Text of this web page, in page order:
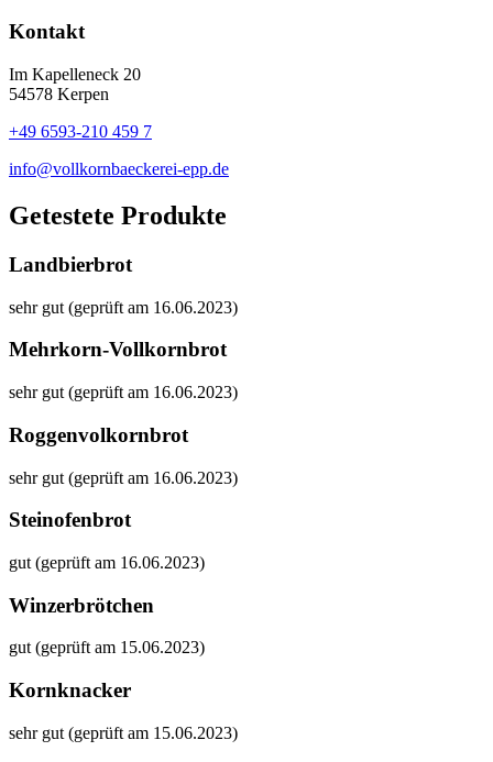
Kontakt
Im Kapelleneck 20
54578 Kerpen
+49 6593-210 459 7
info@vollkornbaeckerei-epp.de
Getestete Produkte
Landbierbrot
sehr gut (geprüft am 16.06.2023)
Mehrkorn-Vollkornbrot
sehr gut (geprüft am 16.06.2023)
Roggenvolkornbrot
sehr gut (geprüft am 16.06.2023)
Steinofenbrot
gut (geprüft am 16.06.2023)
Winzerbrötchen
gut (geprüft am 15.06.2023)
Kornknacker
sehr gut (geprüft am 15.06.2023)